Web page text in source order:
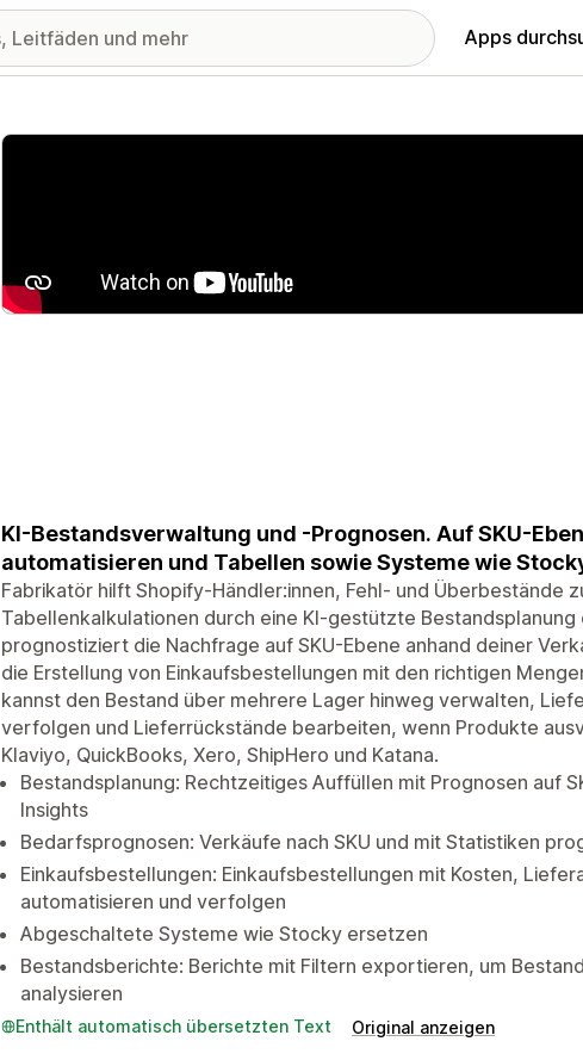
Apps
Vorgestellte Bildergalerie
KI-Bestandsverwaltung und -Prognosen. Auf SKU-
automatisieren und Tabellen sowie Systeme wie
Fabrikatör hilft Shopify-Händler:innen, Fehl- und Überbestände
Tabellenkalkulationen durch eine KI-gestützte
prognostiziert die Nachfrage auf SKU-Ebene anhand deiner
die Erstellung von Einkaufsbestellungen mit den richtigen
kannst den Bestand über mehrere Lager hinweg verwalten,
verfolgen und Lieferrückstände bearbeiten, wenn Produkte
Klaviyo, QuickBooks, Xero, ShipHero und Katana.
Bestandsplanung: Rechtzeitiges Auffüllen mit Prognosen auf
Insights
Bedarfsprognosen: Verkäufe nach SKU und mit Statistiken
Einkaufsbestellungen: Einkaufsbestellungen mit Kosten,
automatisieren und verfolgen
Abgeschaltete Systeme wie Stocky ersetzen
Bestandsberichte: Berichte mit Filtern exportieren, um
analysieren
Enthält automatisch übersetzten Text Original anzeigen